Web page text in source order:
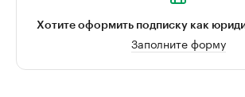
Хотите оформить подписку как
Заполните форму